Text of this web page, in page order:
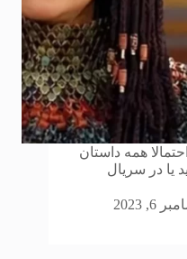
همه داستان
یا در سریال
6, 2023